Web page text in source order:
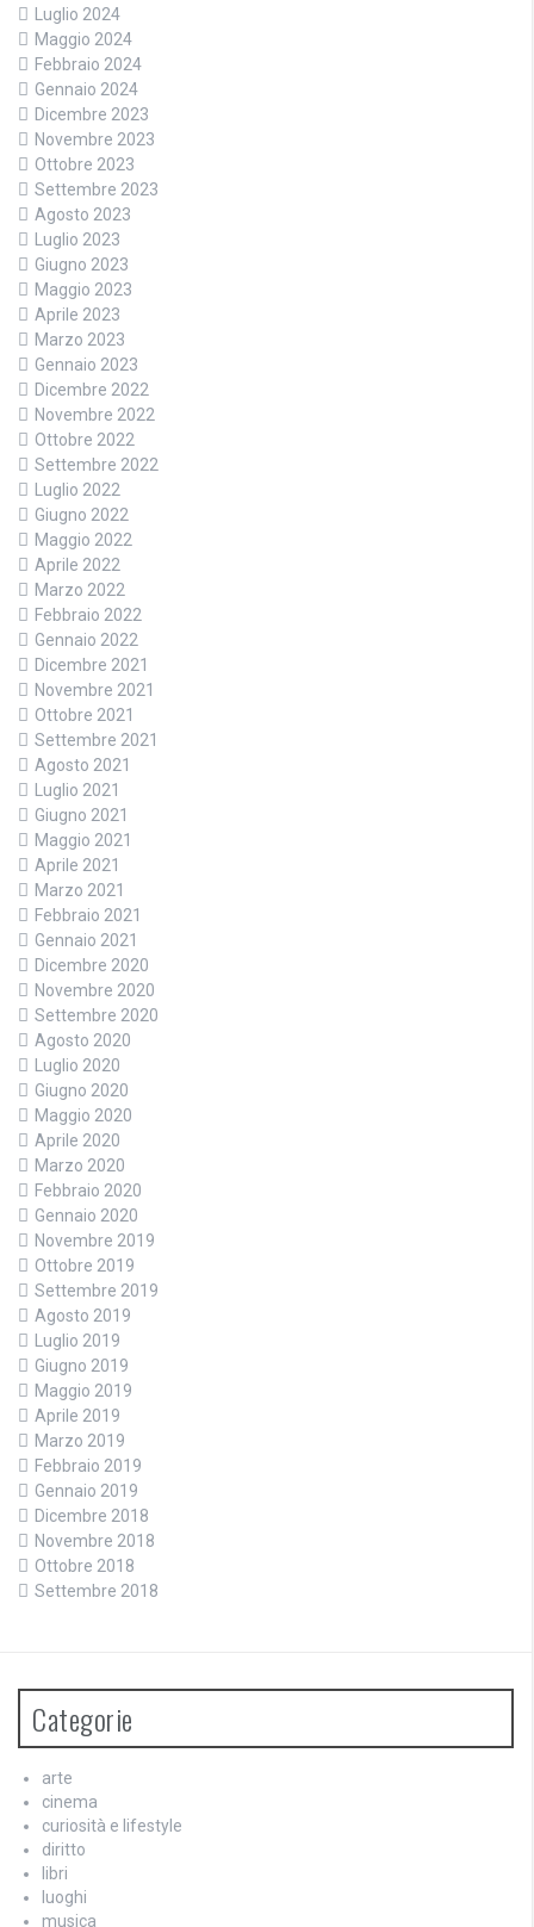
Luglio 2024
Maggio 2024
Febbraio 2024
Gennaio 2024
Dicembre 2023
Novembre 2023
Ottobre 2023
Settembre 2023
Agosto 2023
Luglio 2023
Giugno 2023
Maggio 2023
Aprile 2023
Marzo 2023
Gennaio 2023
Dicembre 2022
Novembre 2022
Ottobre 2022
Settembre 2022
Luglio 2022
Giugno 2022
Maggio 2022
Aprile 2022
Marzo 2022
Febbraio 2022
Gennaio 2022
Dicembre 2021
Novembre 2021
Ottobre 2021
Settembre 2021
Agosto 2021
Luglio 2021
Giugno 2021
Maggio 2021
Aprile 2021
Marzo 2021
Febbraio 2021
Gennaio 2021
Dicembre 2020
Novembre 2020
Settembre 2020
Agosto 2020
Luglio 2020
Giugno 2020
Maggio 2020
Aprile 2020
Marzo 2020
Febbraio 2020
Gennaio 2020
Novembre 2019
Ottobre 2019
Settembre 2019
Agosto 2019
Luglio 2019
Giugno 2019
Maggio 2019
Aprile 2019
Marzo 2019
Febbraio 2019
Gennaio 2019
Dicembre 2018
Novembre 2018
Ottobre 2018
Settembre 2018
Categorie
arte
cinema
curiosità e lifestyle
diritto
libri
luoghi
musica